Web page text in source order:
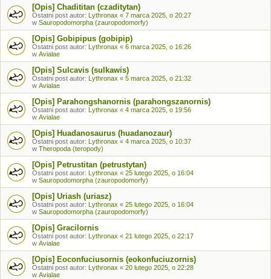
[Opis] Chadititan (czaditytan)
Ostatni post autor: Lythronax « 7 marca 2025, o 20:27
w Sauropodomorpha (zauropodomorfy)
[Opis] Gobipipus (gobipip)
Ostatni post autor: Lythronax « 6 marca 2025, o 16:26
w Avialae
[Opis] Sulcavis (sulkawis)
Ostatni post autor: Lythronax « 5 marca 2025, o 21:32
w Avialae
[Opis] Parahongshanornis (parahongszanornis)
Ostatni post autor: Lythronax « 4 marca 2025, o 19:56
w Avialae
[Opis] Huadanosaurus (huadanozaur)
Ostatni post autor: Lythronax « 4 marca 2025, o 10:37
w Theropoda (teropody)
[Opis] Petrustitan (petrustytan)
Ostatni post autor: Lythronax « 25 lutego 2025, o 16:04
w Sauropodomorpha (zauropodomorfy)
[Opis] Uriash (uriasz)
Ostatni post autor: Lythronax « 25 lutego 2025, o 16:04
w Sauropodomorpha (zauropodomorfy)
[Opis] Gracilornis
Ostatni post autor: Lythronax « 21 lutego 2025, o 22:17
w Avialae
[Opis] Eoconfuciusornis (eokonfuciuzornis)
Ostatni post autor: Lythronax « 20 lutego 2025, o 22:28
w Avialae